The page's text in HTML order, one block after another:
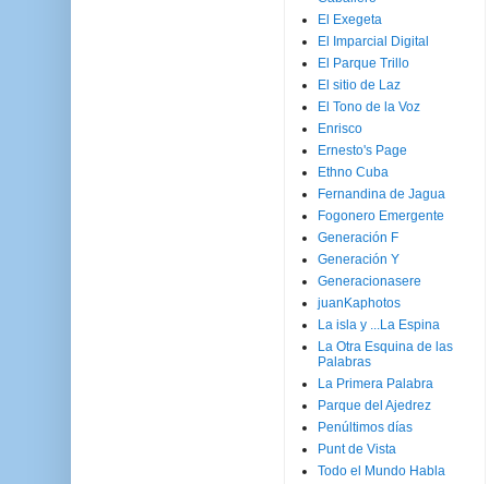
El Exegeta
El Imparcial Digital
El Parque Trillo
El sitio de Laz
El Tono de la Voz
Enrisco
Ernesto's Page
Ethno Cuba
Fernandina de Jagua
Fogonero Emergente
Generación F
Generación Y
Generacionasere
juanKaphotos
La isla y ...La Espina
La Otra Esquina de las
Palabras
La Primera Palabra
Parque del Ajedrez
Penúltimos días
Punt de Vista
Todo el Mundo Habla